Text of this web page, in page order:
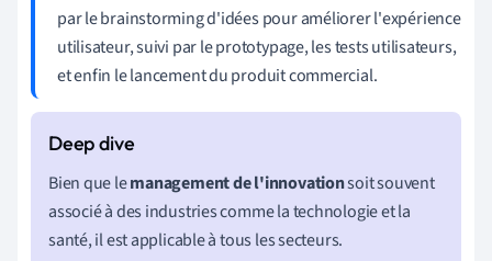
par le brainstorming d'idées pour améliorer l'expérience
utilisateur, suivi par le prototypage, les tests utilisateurs,
et enfin le lancement du produit commercial.
Bien que lemanagement de l'innovationsoit souvent
associé à des industries comme la technologie et la
santé, il est applicable à tous les secteurs.